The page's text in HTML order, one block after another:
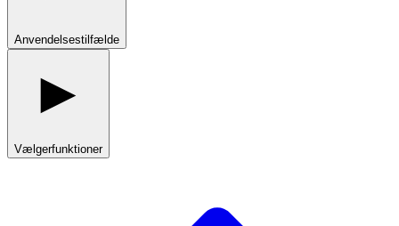
Anvendelsestilfælde
Vælgerfunktioner